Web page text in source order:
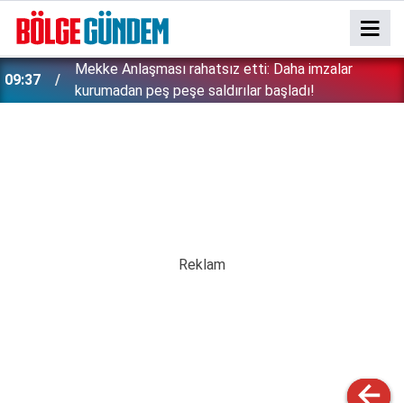
09:37
Mekke Anlaşması rahatsız etti: Daha imzalar
kurumadan peş peşe saldırılar başladı!